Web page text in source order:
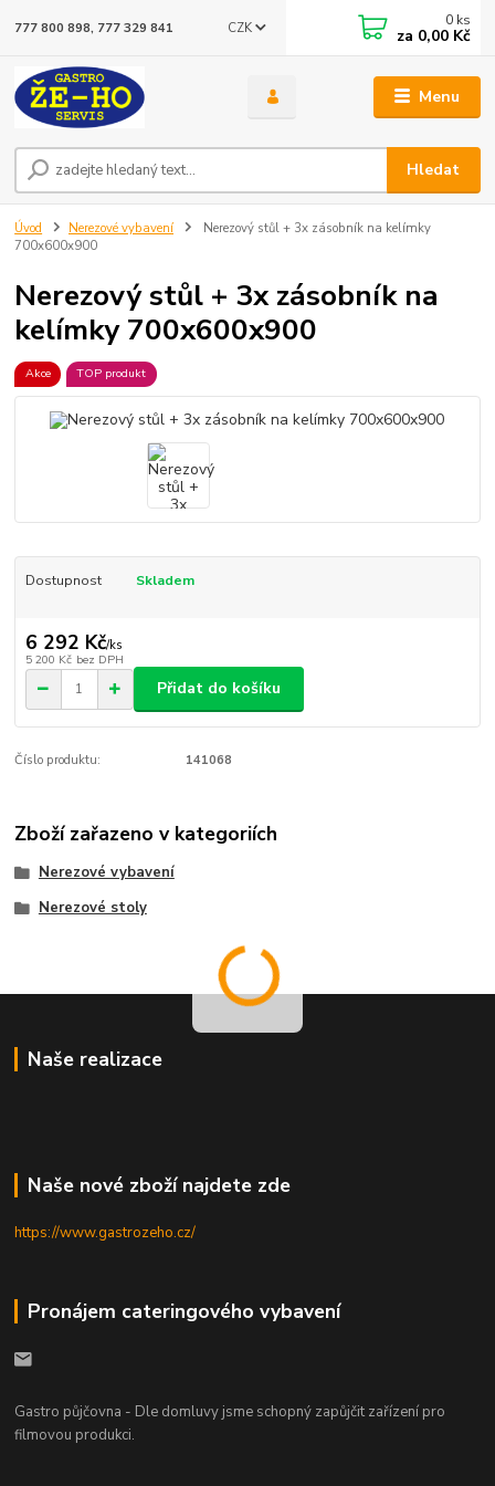
Menu
CZK
Hledat
777 800 898, 777 329 841 0 ks
za 0,00 Kč
Úvod Nerezové vybavení
Nerezový stůl + 3x zásobník na kelímky
700x600x900
Nerezový stůl + 3x zásobník na
kelímky 700x600x900
Akce TOP produkt
Dostupnost Skladem
6 292 Kč/ks
5 200 Kč bez DPH
Přidat do košíku
Číslo produktu: 141068
Zboží zařazeno v kategoriích
Nerezové vybavení
Nerezové stoly
Naše realizace
Naše nové zboží najdete zde
https://www.gastrozeho.cz/
Pronájem cateringového vybavení
Gastro půjčovna - Dle domluvy jsme schopný zapůjčit zařízení pro
filmovou produkci.